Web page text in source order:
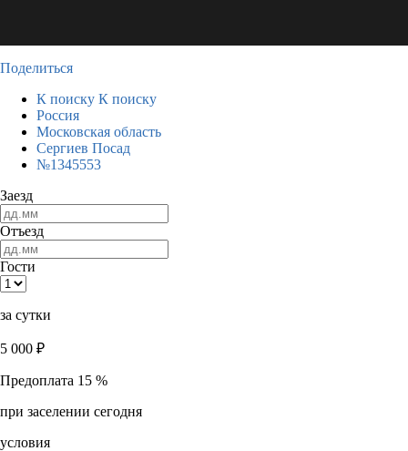
Поделиться
К поиску К поиску
Россия
Московская область
Сергиев Посад
№1345553
Заезд
Отъезд
Гости
за сутки
5 000 ₽
Предоплата 15 %
при заселении сегодня
условия